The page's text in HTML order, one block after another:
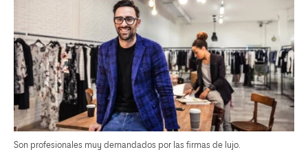
Son profesionales muy demandados por las firmas de lujo.